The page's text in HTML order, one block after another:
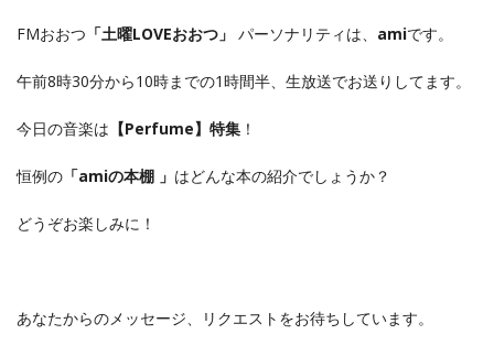
FMおおつ 「土曜LOVEおおつ」 パーソナリティは、 amiです。
午前8時30分から10時までの1時間半、生放送でお送りしてます。
今日の音楽は 【Perfume】特集 ！
恒例の 「amiの本棚 」 はどんな本の紹介でしょうか？
どうぞお楽しみに！
あなたからのメッセージ、リクエストをお待ちしています。